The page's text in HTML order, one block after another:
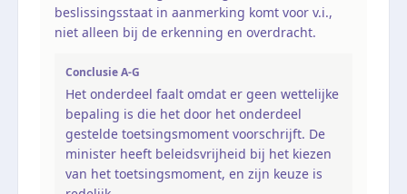
beslissingsstaat in aanmerking komt voor v.i.,
niet alleen bij de erkenning en overdracht.
Conclusie A-G
Het onderdeel faalt omdat er geen wettelijke
bepaling is die het door het onderdeel
gestelde toetsingsmoment voorschrijft. De
minister heeft beleidsvrijheid bij het kiezen
van het toetsingsmoment, en zijn keuze is